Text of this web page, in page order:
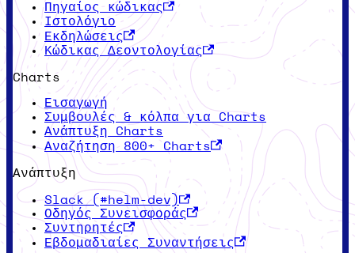
Πηγαίος κώδικας
Ιστολόγιο
Εκδηλώσεις
Κώδικας Δεοντολογίας
Charts
Εισαγωγή
Συμβουλές & κόλπα για Charts
Ανάπτυξη Charts
Αναζήτηση 800+ Charts
Ανάπτυξη
Slack (#helm-dev)
Οδηγός Συνεισφοράς
Συντηρητές
Εβδομαδιαίες Συναντήσεις